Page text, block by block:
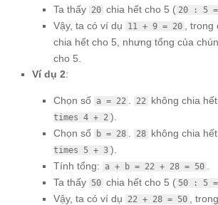
Ta thấy 20 chia hết cho 5 ( 20 : 5
Vậy, ta có ví dụ
11 + 9 = 20 , trong
chia hết cho 5, nhưng tổng của
cho 5.
Ví dụ 2:
Chọn số a = 22 22 không chia
times 4 + 2 ).
Chọn số
b = 28 28 không chia
times 5 + 3 ).
Tính tổng:
a + b = 22 + 28 = 50
Ta thấy 50 chia hết cho 5 ( 50 : 5
Vậy, ta có ví dụ
22 + 28 = 50 ,